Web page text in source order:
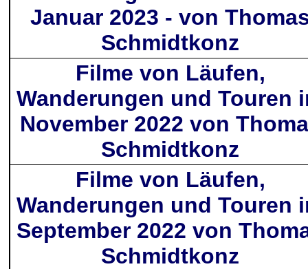
Januar 2023 - von
Schmidtkonz
Filme von Läufen,
Wanderungen und Touren
November 2022 von
Schmidtkonz
Filme von Läufen,
Wanderungen und Touren
September 2022 von
Schmidtkonz